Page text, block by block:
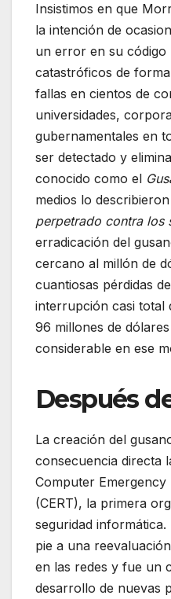
Insistimos en que
la intención de
un error en su
catastróficos de
fallas en cientos de
universidades,
gubernamentales en
ser detectado y
conocido como el
medios lo
perpetrado contra los
erradicación del
cercano al millón de
cuantiosas pérdidas
interrupción casi total
96 millones de
considerable en ese
Después
La creación del
consecuencia directa
Computer Emergency
(CERT), la primera
seguridad informática.
pie a una
en las redes y fue un
desarrollo de nuevas